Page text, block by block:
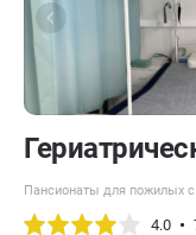
Пансионаты для пожилых
4.0